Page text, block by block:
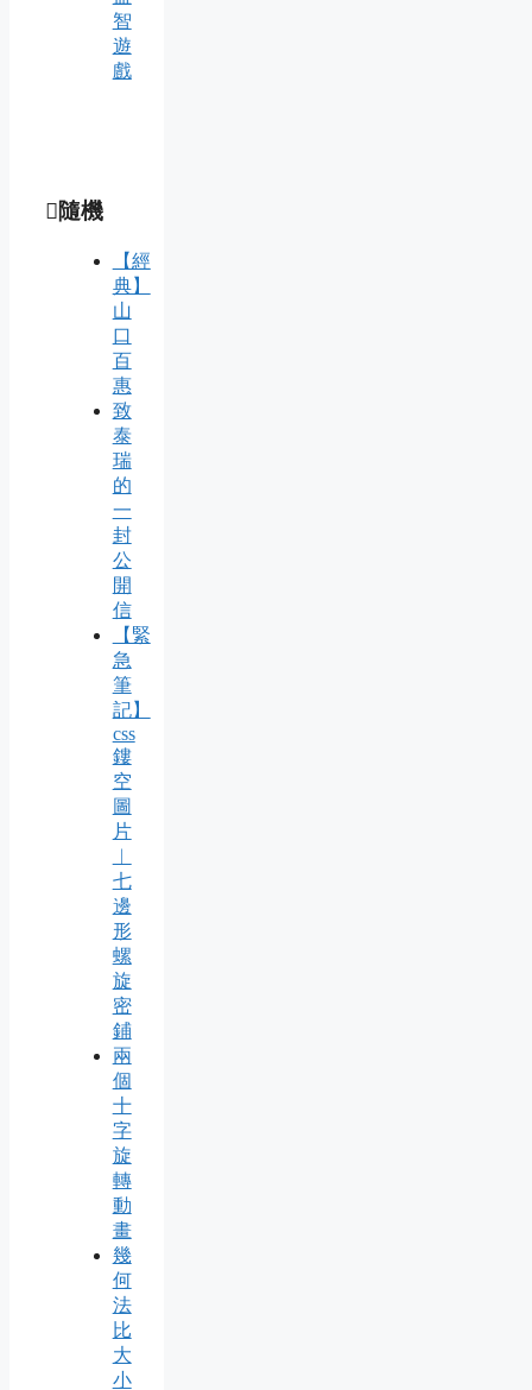
智
遊
戲
隨機
【經
典】
山
口
百
惠
致
泰
瑞
的
一
封
公
開
信
【緊
急
筆
記】
css
鏤
空
圖
片
︱
七
邊
形
螺
旋
密
鋪
兩
個
十
字
旋
轉
動
畫
幾
何
法
比
大
小